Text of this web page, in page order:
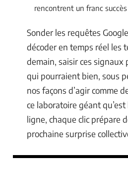
rencontrent un franc succès
Sonder les requêtes
décoder en temps réel les
demain, saisir ces signaux
qui pourraient bien, sous
nos façons d’agir comme
ce laboratoire géant
ligne, chaque clic prépare
prochaine surprise